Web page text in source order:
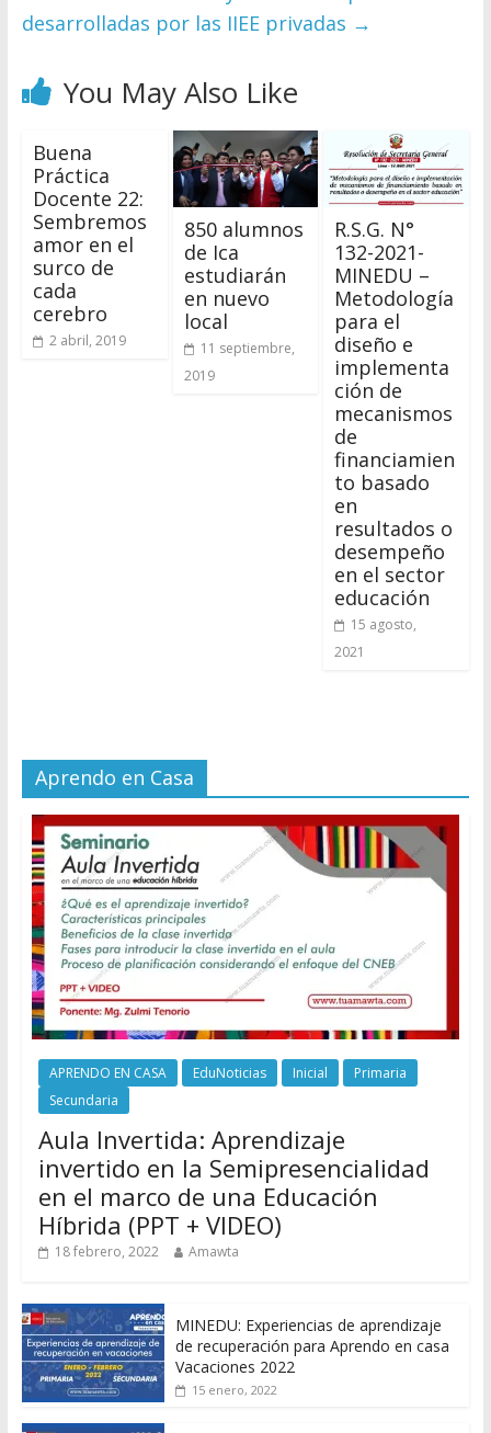
desarrolladas por las IIEE privadas →
You May Also Like
Buena
Práctica
Docente 22:
Sembremos
amor en el
surco de
cada
cerebro
2 abril, 2019
850 alumnos
de Ica
estudiarán
en nuevo
local
11 septiembre,
2019
R.S.G. N°
132-2021-
MINEDU –
Metodología
para el
diseño e
implementa
ción de
mecanismos
de
financiamien
to basado
en
resultados o
desempeño
en el sector
educación
15 agosto,
2021
Aprendo en Casa
APRENDO EN CASA EduNoticias Inicial
Primaria
Secundaria
Aula Invertida: Aprendizaje
invertido en la Semipresencialidad
en el marco de una Educación
Híbrida (PPT + VIDEO)
18 febrero, 2022 Amawta
MINEDU: Experiencias de aprendizaje
de recuperación para Aprendo en casa
Vacaciones 2022
15 enero, 2022